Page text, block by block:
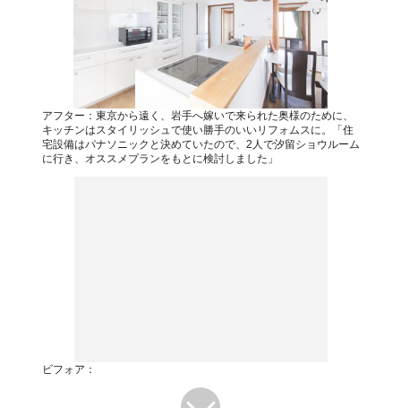
アフター：東京から遠く、岩手へ嫁いで来られた奥様のために、
キッチンはスタイリッシュで使い勝手のいいリフォムスに。「住
宅設備はパナソニックと決めていたので、2人で汐留ショウルーム
に行き、オススメプランをもとに検討しました」
ビフォア：